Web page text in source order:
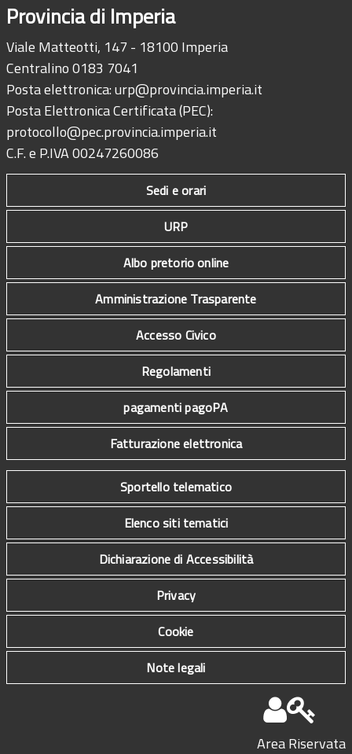
Provincia di Imperia
Viale Matteotti, 147 - 18100 Imperia
Centralino 0183 7041
Posta elettronica:urp@provincia.imperia.it
Posta Elettronica Certificata (PEC):
protocollo@pec.provincia.imperia.it
C.F. e P.IVA 00247260086
Sedi e orari
URP
Albo pretorio online
Amministrazione Trasparente
Accesso Civico
Regolamenti
pagamenti pagoPA
Fatturazione elettronica
Sportello telematico
Elenco siti tematici
Dichiarazione di Accessibilità
Privacy
Cookie
Note legali
Area Riservata